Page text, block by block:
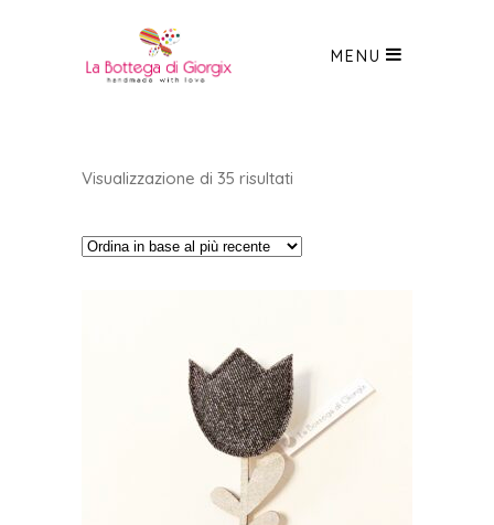
MENU
Visualizzazione di 35 risultati
più
recente